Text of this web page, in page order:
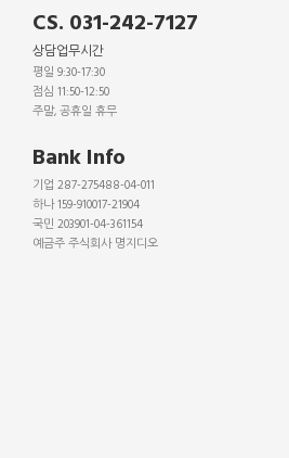
CS. 031-242-7127
상담업무시간
평일 9:30-17:30
점심 11:50-12:50
주말, 공휴일 휴무
Bank Info
기업 287-275488-04-011
하나 159-910017-21904
국민 203901-04-361154
예금주 주식회사 명지디오